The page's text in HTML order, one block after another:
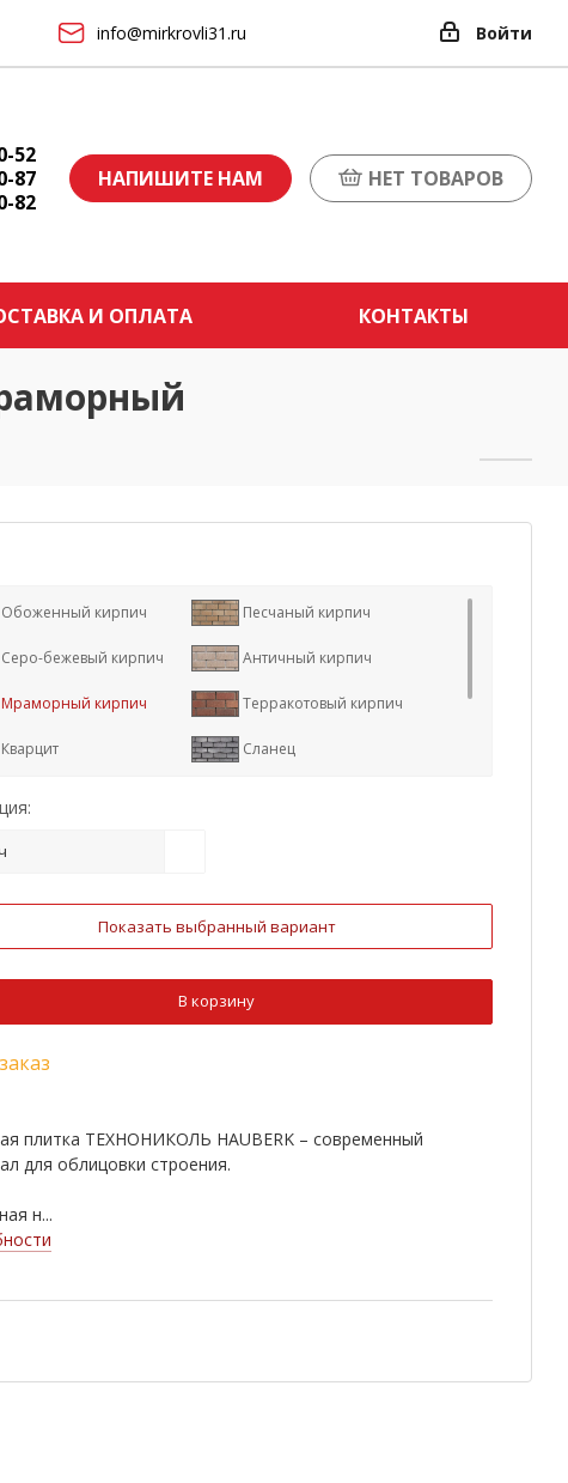
info@mirkrovli31.ru Войти
52
87
82
НАПИШИТЕ НАМ НЕТ ТОВАРОВ
И ОПЛАТА КОНТАКТЫ
Обоженный кирпич Песчаный кирпич
Серо-бежевый кирпич Античный кирпич
Мраморный кирпич Терракотовый кирпич
Кварцит Сланец
Показать выбранный вариант
В корзину
плитка ТЕХНОНИКОЛЬ HAUBERK – современный
для облицовки строения.
н...